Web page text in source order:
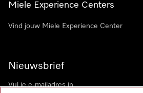
Miele Experience Centers
Vind jouw Miele Experience Center
Nieuwsbrief